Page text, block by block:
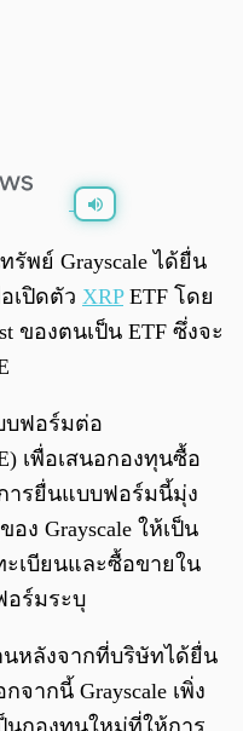
/0:00
พย์ Grayscale ได้ยื่น
เปิดตัว XRPETF โดย
ของตนเป็น ETF ซึ่งจะ
บบฟอร์มต่อ
เพื่อเสนอกองทุนซื้อ
ารยื่นแบบฟอร์มนี้มุ่ง
ง Grayscale ให้เป็น
เบียนและซื้อขายใน
อร์มระบุ
หลังจากที่บริษัทได้ยื่น
จากนี้ Grayscale เพิ่ง